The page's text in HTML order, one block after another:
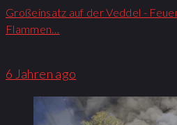
Großeinsatz auf der Veddel -
Flammen…
6 Jahren ago